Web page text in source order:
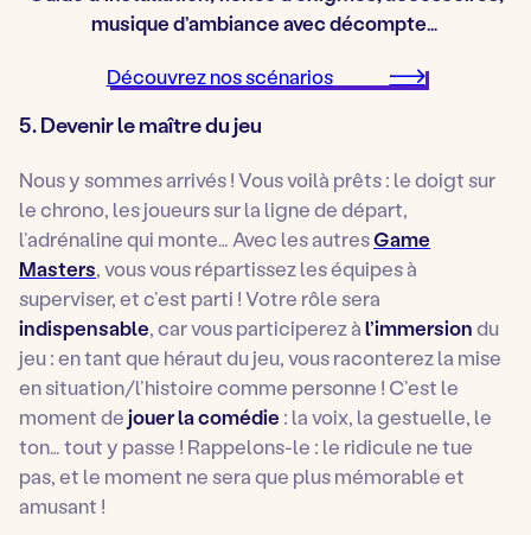
musique d’ambiance avec décompte…
Découvrez nos scénarios
5. Devenir le maître du jeu
Nous y sommes arrivés ! Vous voilà prêts : le doigt sur
le chrono, les joueurs sur la ligne de départ,
l’adrénaline qui monte… Avec les autresGame
Masters, vous vous répartissez les équipes à
superviser, et c’est parti ! Votre rôle sera
indispensable, car vous participerez àl’immersiondu
jeu : en tant que héraut du jeu, vous raconterez la mise
en situation/l’histoire comme personne ! C’est le
moment dejouer la comédie : la voix, la gestuelle, le
ton… tout y passe ! Rappelons-le : le ridicule ne tue
pas, et le moment ne sera que plus mémorable et
amusant !